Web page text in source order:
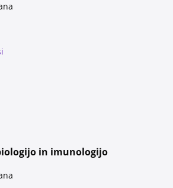
in imunologijo